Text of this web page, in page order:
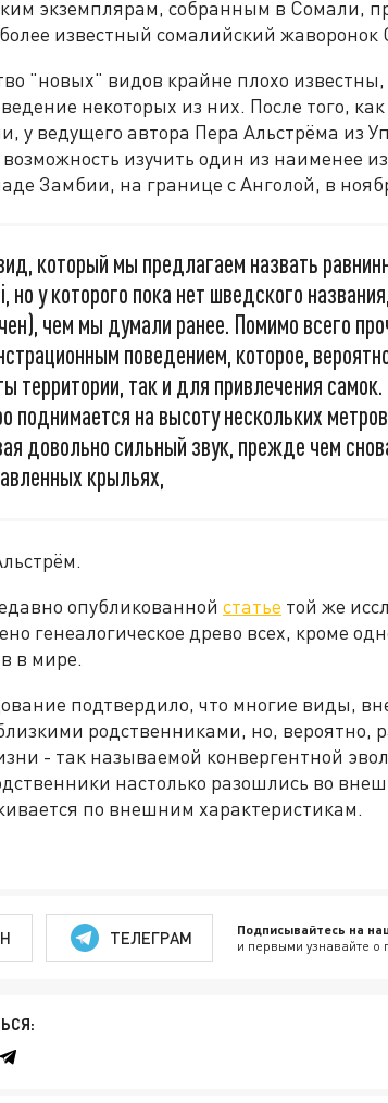
экземплярам, ​​собранным в Сомали,
известный сомалийский жаворонок
"новых" видов крайне плохо известны,
некоторых из них. После того,
у ведущего автора Пера Альстрёма из
изучить один из наименее
Замбии, на границе с Анголой, в
который мы предлагаем назвать
но у которого пока нет шведского
чем мы думали ранее. Помимо всего
поведением, которое,
территории, так и для привлечения
поднимается на высоту нескольких
довольно сильный звук, прежде чем
крыльях,
опубликованной статье той же
генеалогическое древо всех, кроме
в мире.
подтвердило, что многие виды,
родственниками, но, вероятно,
- так называемой конвергентной
настолько разошлись во
по внешним характеристикам.
ТЕЛЕГРАМ Подписывайтесь на
и первыми узнавайте о